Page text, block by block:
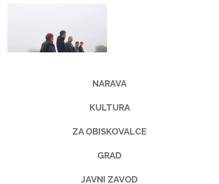
NARAVA
KULTURA
ZA OBISKOVALCE
GRAD
JAVNI ZAVOD